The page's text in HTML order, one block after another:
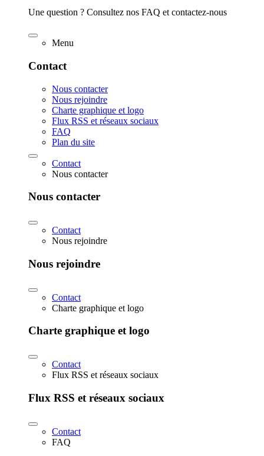
Une question ? Consultez nos FAQ et contactez-nous
Menu
Contact
Nous contacter
Nous rejoindre
Charte graphique et logo
Flux RSS et réseaux sociaux
FAQ
Plan du site
Contact
Nous contacter
Nous contacter
Contact
Nous rejoindre
Nous rejoindre
Contact
Charte graphique et logo
Charte graphique et logo
Contact
Flux RSS et réseaux sociaux
Flux RSS et réseaux sociaux
Contact
FAQ